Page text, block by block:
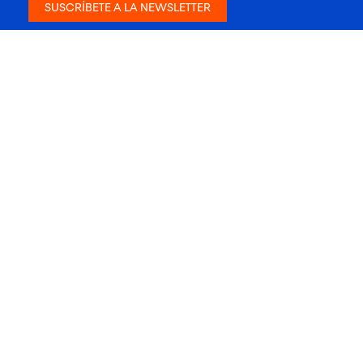
SUSCRÍBETE A LA NEWSLETTER